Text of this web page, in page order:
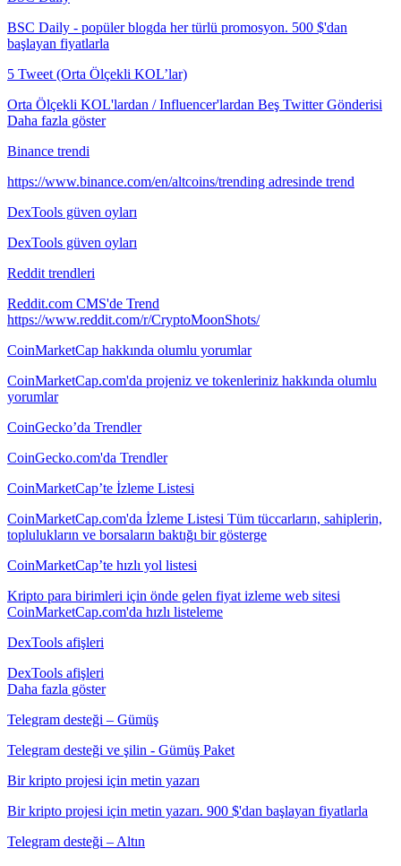
BSC Daily - popüler blogda her türlü promosyon. 500 $'dan
başlayan fiyatlarla
5 Tweet (Orta Ölçekli KOL’lar)
Orta Ölçekli KOL'lardan / Influencer'lardan Beş Twitter Gönderisi
Daha fazla göster
Binance trendi
https://www.binance.com/en/altcoins/trending adresinde trend
DexTools güven oyları
DexTools güven oyları
Reddit trendleri
Reddit.com CMS'de Trend
https://www.reddit.com/r/CryptoMoonShots/
CoinMarketCap hakkında olumlu yorumlar
CoinMarketCap.com'da projeniz ve tokenleriniz hakkında olumlu
yorumlar
CoinGecko’da Trendler
CoinGecko.com'da Trendler
CoinMarketCap’te İzleme Listesi
CoinMarketCap.com'da İzleme Listesi Tüm tüccarların, sahiplerin,
toplulukların ve borsaların baktığı bir gösterge
CoinMarketCap’te hızlı yol listesi
Kripto para birimleri için önde gelen fiyat izleme web sitesi
CoinMarketCap.com'da hızlı listeleme
DexTools afişleri
DexTools afişleri
Daha fazla göster
Telegram desteği – Gümüş
Telegram desteği ve şilin - Gümüş Paket
Bir kripto projesi için metin yazarı
Bir kripto projesi için metin yazarı. 900 $'dan başlayan fiyatlarla
Telegram desteği – Altın